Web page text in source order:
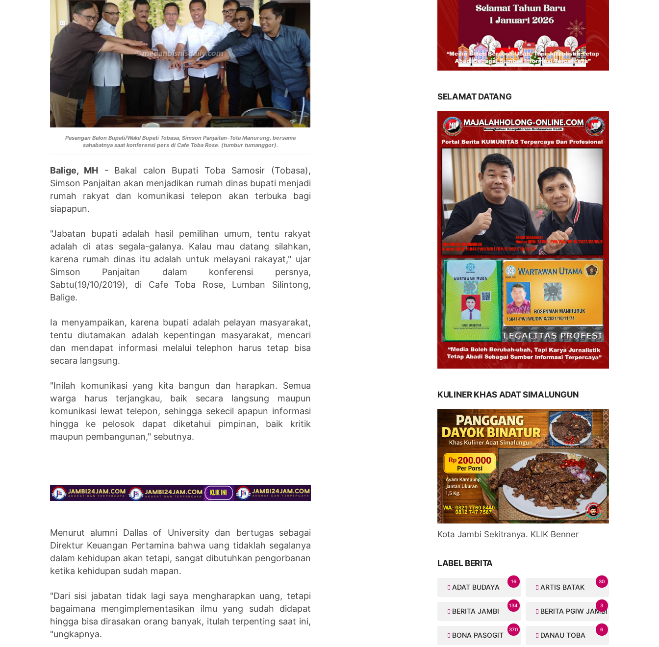
Pasangan Balon Bupati/Wakil Bupati Tobasa, Simson Panjaitan-Tota Manurung, bersama
sahabatnya saat konferensi pers di Cafe Toba Rose. (tumbur tumanggor).
Balige, MH - Bakal calon Bupati Toba Samosir (Tobasa),
Simson Panjaitan akan menjadikan rumah dinas bupati menjadi
rumah rakyat dan komunikasi telepon akan terbuka bagi
siapapun.
"Jabatan bupati adalah hasil pemilihan umum, tentu rakyat
adalah di atas segala-galanya. Kalau mau datang silahkan,
karena rumah dinas itu adalah untuk melayani rakayat," ujar
Simson Panjaitan dalam konferensi persnya,
Sabtu(19/10/2019), di Cafe Toba Rose, Lumban Silintong,
Balige.
Ia menyampaikan, karena bupati adalah pelayan masyarakat,
tentu diutamakan adalah kepentingan masyarakat, mencari
dan mendapat informasi melalui telephon harus tetap bisa
secara langsung.
"Inilah komunikasi yang kita bangun dan harapkan. Semua
warga harus terjangkau, baik secara langsung maupun
komunikasi lewat telepon, sehingga sekecil apapun informasi
hingga ke pelosok dapat diketahui pimpinan, baik kritik
maupun pembangunan," sebutnya.
Menurut alumni Dallas of University dan bertugas sebagai
Direktur Keuangan Pertamina bahwa uang tidaklah segalanya
dalam kehidupan akan tetapi, sangat dibutuhkan pengorbanan
ketika kehidupan sudah mapan.
"Dari sisi jabatan tidak lagi saya mengharapkan uang, tetapi
bagaimana mengimplementasikan ilmu yang sudah didapat
hingga bisa dirasakan orang banyak, itulah terpenting saat ini,
"ungkapnya.
SELAMAT DATANG
KULINER KHAS ADAT SIMALUNGUN
Kota Jambi Sekitranya. KLIK Benner
LABEL BERITA
ADAT BUDAYA
16
ARTIS BATAK
30
BERITA JAMBI
134
BERITA PGIW JAMBI
3
BONA PASOGIT
370
DANAU TOBA
6